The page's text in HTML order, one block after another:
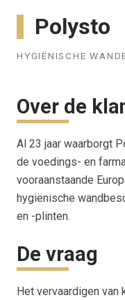
Polysto
HYGIËNISCHE
Over de
Al 23 jaar waarborgt
de voedings- en
vooraanstaande
hygiënische
en -plinten.
De vraag
Het vervaardigen